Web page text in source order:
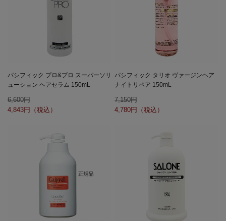
パシフィック プロ&プロ スーパーソリ
ューション ヘアセラム 150mL
6,600
4,843
パシフィック タリオ ヴァージンヘア
ナイトリペア 150mL
7,150
4,780